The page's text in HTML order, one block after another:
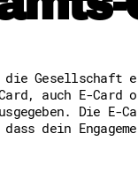
- Digitale
schlau
Gesellschaft
auch E-Card
Die E-